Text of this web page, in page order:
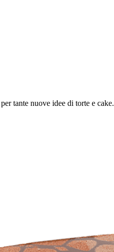
tante nuove idee di torte e cake.